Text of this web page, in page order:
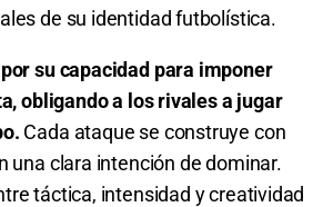
S/ 30 S/ 20
de 3.5
S/ 20,40 S/ 10,40
de 3.5
de su identidad futbolística.
su capacidad para imponer
obligando a los rivales a jugar
Cada ataque se construye con
una clara intención de dominar.
táctica, intensidad y creatividad